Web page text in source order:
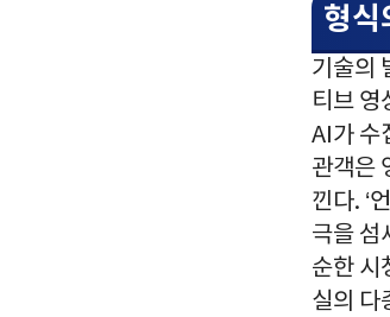
형식
기술의
티브 영
AI가 수
관객은
낀다. ‘
극을 섬
순한 시
실의 다